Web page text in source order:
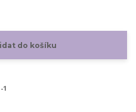
do košíku
1